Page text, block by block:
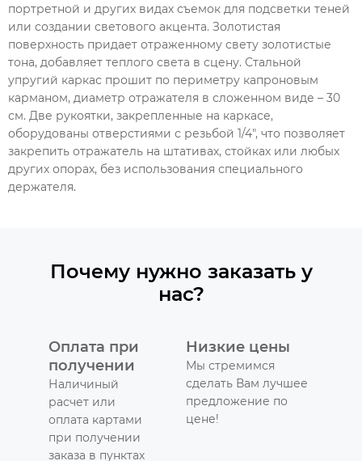
портретной и других видах съемок для подсветки теней
или создании светового акцента. Золотистая
поверхность придает отраженному свету золотистые
тона, добавляет теплого света в сцену. Стальной
упругий каркас прошит по периметру капроновым
карманом, диаметр отражателя в сложенном виде – 30
см. Две рукоятки, закрепленные на каркасе,
оборудованы отверстиями с резьбой 1/4", что позволяет
закрепить отражатель на штативах, стойках или любых
других опорах, без использования специального
держателя.
Почему нужно заказать у
нас?
Оплата при
получении
Наличиный
расчет или
оплата картами
при получении
заказа в пунктах
Низкие цены
Мы стремимся
сделать Вам лучшее
предложение по
цене!